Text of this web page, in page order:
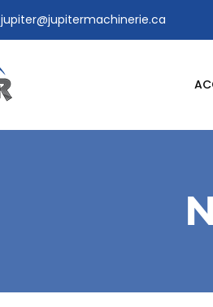
jupiter@jupitermachinerie.ca